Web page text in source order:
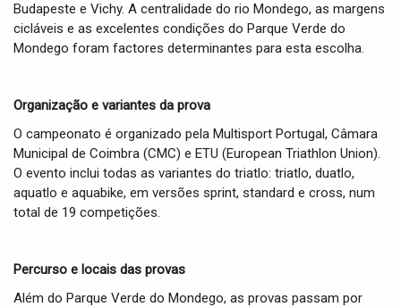
Budapeste e Vichy. A centralidade do rio Mondego, as margens
cicláveis e as excelentes condições do Parque Verde do
Mondego foram factores determinantes para esta escolha.
Organização e variantes da prova
O campeonato é organizado pela Multisport Portugal, Câmara
Municipal de Coimbra (CMC) e ETU (European Triathlon Union).
O evento inclui todas as variantes do triatlo: triatlo, duatlo,
aquatlo e aquabike, em versões sprint, standard e cross, num
total de 19 competições.
Percurso e locais das provas
Além do Parque Verde do Mondego, as provas passam por